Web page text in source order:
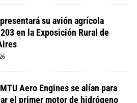
su avión agrícola
en la Exposición Rural de
Aero Engines se alían para
el primer motor de hidrógeno